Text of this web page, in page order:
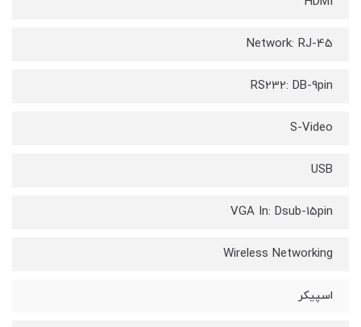
Network: RJ-45
RS232: DB-9pin
S-Video
USB
VGA In: Dsub-15pin
Wireless Networking
اسپیکر